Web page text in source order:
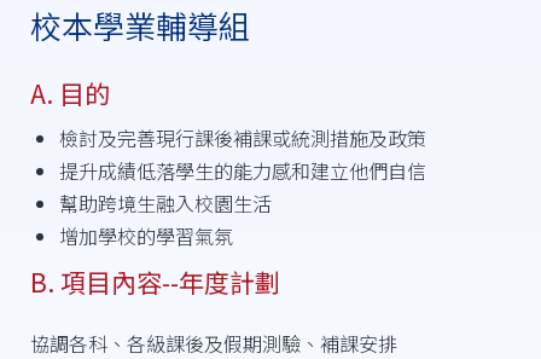
校本學業輔導組
A. 目的
檢討及完善現行課後補課或統測措施及政策
提升成績低落學生的能力感和建立他們自信
幫助跨境生融入校園生活
增加學校的學習氣氛
B. 項目內容--年度計劃
協調各科、各級課後及假期測驗、補課安排